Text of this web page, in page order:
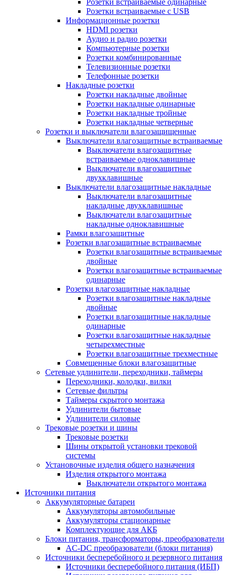
Розетки встраиваемые одинарные
Розетки встраиваемые с USB
Информационные розетки
HDMI розетки
Аудио и радио розетки
Компьютерные розетки
Розетки комбинированные
Телевизионные розетки
Телефонные розетки
Накладные розетки
Розетки накладные двойные
Розетки накладные одинарные
Розетки накладные тройные
Розетки накладные четверные
Розетки и выключатели влагозащищенные
Выключатели влагозащитные встраиваемые
Выключатели влагозащитные
встраиваемые одноклавишные
Выключатели влагозащитные
двухклавишные
Выключатели влагозащитные накладные
Выключатели влагозащитные
накладные двухклавишные
Выключатели влагозащитные
накладные одноклавишные
Рамки влагозащитные
Розетки влагозащитные встраиваемые
Розетки влагозащитные встраиваемые
двойные
Розетки влагозащитные встраиваемые
одинарные
Розетки влагозащитные накладные
Розетки влагозащитные накладные
двойные
Розетки влагозащитные накладные
одинарные
Розетки влагозащитные накладные
четырехместные
Розетки влагозащитные трехместные
Совмещенные блоки влагозащитные
Сетевые удлинители, переходники, таймеры
Переходники, колодки, вилки
Сетевые фильтры
Таймеры скрытого монтажа
Удлинители бытовые
Удлинители силовые
Трековые розетки и шины
Трековые розетки
Шины открытой установки трековой
системы
Установочные изделия общего назначения
Изделия открытого монтажа
Выключатели открытого монтажа
Источники питания
Аккумуляторные батареи
Аккумуляторы автомобильные
Аккумуляторы стационарные
Комплектующие для АКБ
Блоки питания, трансформаторы, преобразователи
AC-DC преобразователи (блоки питания)
Источники бесперебойного и резервного питания
Источники бесперебойного питания (ИБП)